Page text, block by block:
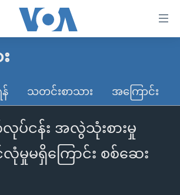
း
ခု အလွန်
ယ်
သတင်းစာသား အကြောင်း
ပ်ငန်း အလွဲသုံးစားမှု
မှုမရှိကြောင်း စစ်ဆေး